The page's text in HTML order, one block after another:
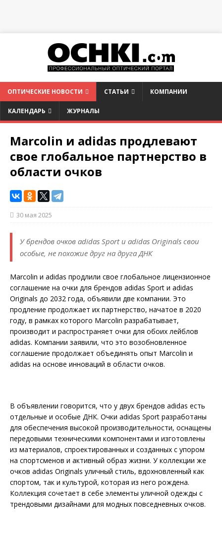
ОПТИЧЕСКИЕ НОВОСТИ СТАТЬИ КОМПАНИИ
КАЛЕНДАРЬ ЖУРНАЛЫ
Marcolin и adidas продлевают
свое глобальное партнерство в
области очков
30 мая 2025
У брендов очков adidas Sport и adidas Originals свои
особые, не похожие друг на друга ДНК
Marcolin и adidas продлили свое глобальное лицензионное
соглашение на очки для брендов adidas Sport и adidas
Originals до 2032 года, объявили две компании. Это
продление продолжает их партнерство, начатое в 2020
году, в рамках которого Marcolin разрабатывает,
производит и распространяет очки для обоих лейблов
adidas. Компании заявили, что это возобновленное
соглашение продолжает объединять опыт Marcolin и
adidas на основе инноваций в области очков.
В объявлении говорится, что у двух брендов adidas есть
отдельные и особые ДНК. Очки adidas Sport разработаны
для обеспечения высокой производительности, оснащены
передовыми техническими компонентами и изготовлены
из материалов, спроектированных и созданных с упором
на спортсменов и активный образ жизни. У коллекции же
очков adidas Originals уличный стиль, вдохновленный как
спортом, так и культурой, которая из него рождена.
Коллекция сочетает в себе элементы уличной одежды с
трендовыми дизайнами для модных повседневных очков.